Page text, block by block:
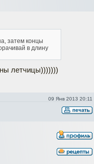
затем концы
в длину
летчицы)))))))
09 Янв 2013 20:11